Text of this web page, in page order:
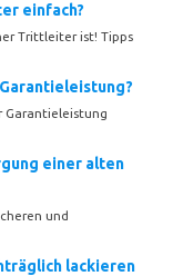
einfach?
Trittleiter ist! Tipps
Garantieleistung
einer alten
und
lackieren